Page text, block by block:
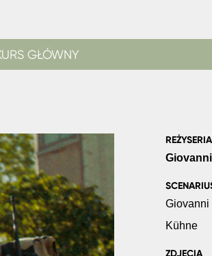
GŁÓWNY
REŻYSERIA
Kühne
ZDJĘCIA